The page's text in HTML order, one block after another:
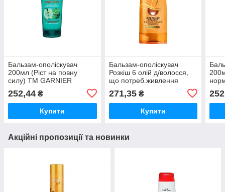
Бальзам-ополіскувач
200мл (Ріст на повну
силу) ТМ GARNIER
252,44 ₴
Купити
Бальзам-ополіскувач
Розкіш 6 олій д/волосся,
що потреб.живлення
271,35₴
Купити
Акційні пропозиції та новинки